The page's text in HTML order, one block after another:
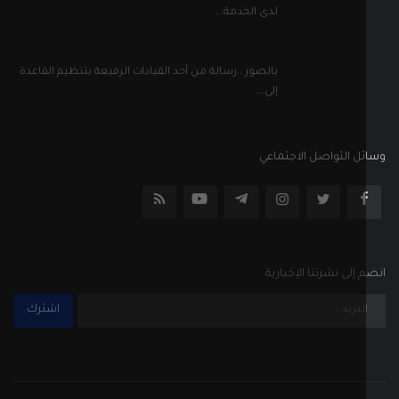
لدى الخدمة...
بالصور ..رسالة من أحد القيادات الرفيعة بتنظيم القاعدة
التواصل الاجتماعي
إلى نشرتنا الإخبارية